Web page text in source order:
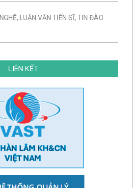
, LUẬN VĂN TIẾN SĨ, TIN ĐÀO
LIÊN KẾT